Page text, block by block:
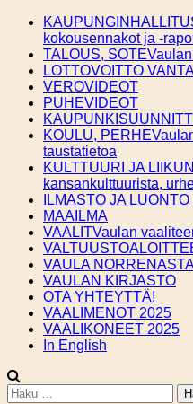
Skip
content
kokousennakot ja -
TALOUS, SOTE
LOTTOVOITTO
VEROVIDEOT
PUHEVIDEOT
KOULU, PERHE
taustatietoa
KULTTUURI JA
kansankulttuurista,
ILMASTO JA LUONTO
MAAILMA
VAALITVaulan
VAULA
VAULAN KIRJASTO
OTA YHTEYTTÄ!
VAALIMENOT 2025
VAALIKONEET 2025
In English
Haku: